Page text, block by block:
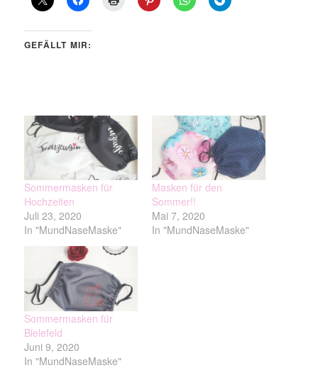
GEFÄLLT MIR:
Sommermasken für
Hochzeiten
Juli 23, 2020
In "MundNaseMaske"
Masken für den
Sommer!!
Mai 7, 2020
In "MundNaseMaske"
Sommermasken für
Bielefeld
Juni 9, 2020
In "MundNaseMaske"